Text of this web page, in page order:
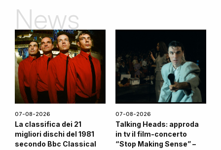
News
07-08-2026
La classifica dei 21
migliori dischi del 1981
secondo Bbc Classical
07-08-2026
Talking Heads: approda
in tv il film-concerto
“Stop Making Sense” –